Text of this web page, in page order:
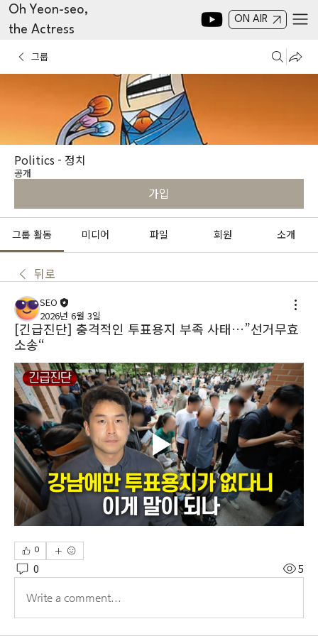
Oh Yeon-seo,
the Actress
ON AIR
그룹
Politics - 정치
공개
가입
그룹 활동 미디어 파일 회원 소개
뒤로
SEO
2026년 6월 3일
[긴급진단] 충격적인 투표용지 부족 사태…”선거무효
소송“
0
0 5
Write a comment...